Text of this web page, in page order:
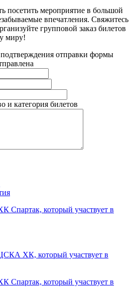
посетить мероприятие в большой
впечатления. Свяжитесь
групповой заказ билетов
миру!
отправки формы
и категория билетов